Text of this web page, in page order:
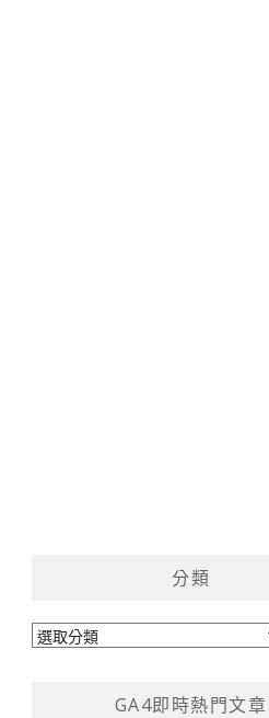
分類
分
GA4即時熱門文章